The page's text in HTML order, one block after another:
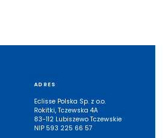
ADRES
Eclisse Polska Sp. z o.o.
Rokitki, Tczewska 4A
83-112 Lubiszewo Tczewskie
NIP 593 225 66 57